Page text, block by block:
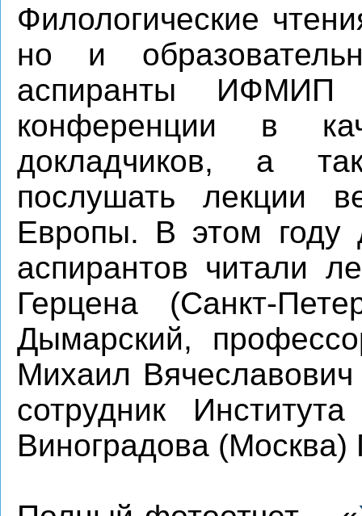
Филологические
но и
аспиранты ИФМИП
конференции в
докладчиков, а
послушать лекции
Европы. В этом году
аспирантов читали
Герцена (Санкт-
Дымарский,
Михаил
сотрудник
Виноградова (Москва)